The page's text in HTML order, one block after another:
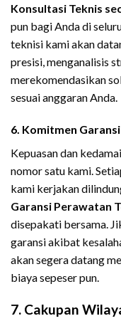
Konsultasi Teknis
pun bagi Anda di
teknisi kami akan
presisi, menganalisis
merekomendasikan
sesuai anggaran Anda.
6. Komitmen
Kepuasan dan
nomor satu kami.
kami kerjakan
Garansi Perawatan
disepakati bersama.
garansi akibat
akan segera datang
biaya sepeser pun.
7. Cakupan